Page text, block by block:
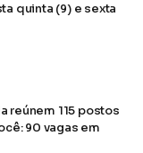
quinta (9) e sexta
reúnem 115 postos